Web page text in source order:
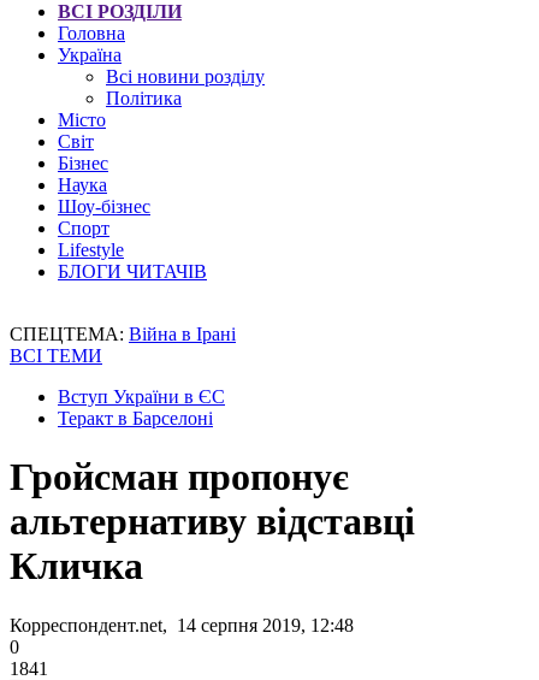
ВСІ РОЗДІЛИ
Головна
Україна
Всі новини розділу
Політика
Місто
Світ
Бізнес
Наука
Шоу-бізнес
Спорт
Lifestyle
БЛОГИ ЧИТАЧІВ
СПЕЦТЕМА: Війна в Ірані
ВСІ ТЕМИ
Вступ України в ЄС
Теракт в Барселоні
Гройсман пропонує
альтернативу відставці
Кличка
Корреспондент.net, 14 серпня 2019, 12:48
0
1841